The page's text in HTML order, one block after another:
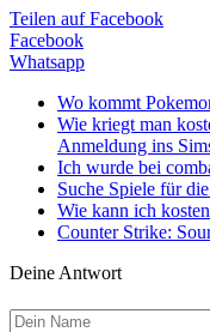
Teilen auf Facebook
Facebook
Whatsapp
Wo kommt
Wie kriegt man
Anmeldung ins
Ich wurde bei
Suche Spiele für
Wie kann ich
Counter Strike:
Deine Antwort